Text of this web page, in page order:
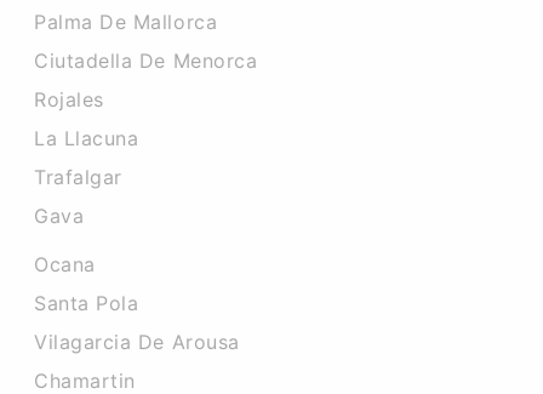
Palma De Mallorca
Ciutadella De Menorca
Rojales
La Llacuna
Trafalgar
Gava
Ocana
Santa Pola
Vilagarcia De Arousa
Chamartin